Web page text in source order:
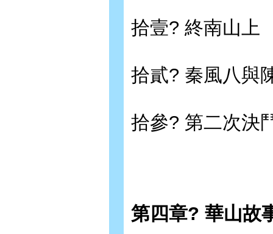
拾壹? 終南山上
拾貳? 秦風八與
拾參? 第二次決
第四章? 華山故